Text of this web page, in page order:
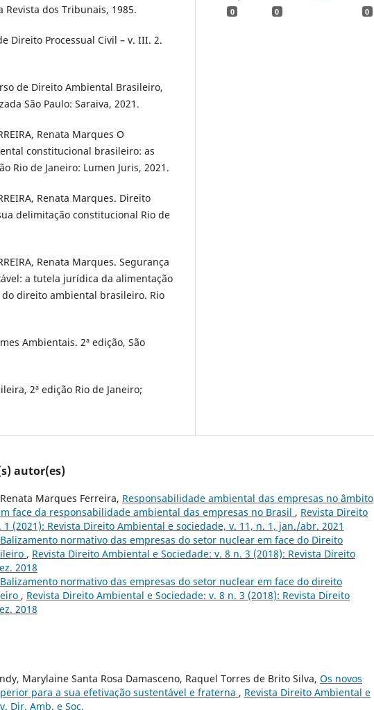
dos Tribunais, 1985.
Direito Processual Civil – v. III. 2.
de Direito Ambiental Brasileiro,
São Paulo: Saraiva, 2021.
Renata Marques O
constitucional brasileiro: as
Rio de Janeiro: Lumen Juris, 2021.
Renata Marques. Direito
delimitação constitucional Rio de
Renata Marques. Segurança
a tutela jurídica da alimentação
direito ambiental brasileiro. Rio
Ambientais. 2ª edição, São
2ª edição Rio de Janeiro;
0 0 0
autor(es)
Marques Ferreira, Responsabilidade ambiental das empresas no âmbito
face da responsabilidade ambiental das empresas no Brasil , Revista Direito
(2021): Revista Direito Ambiental e sociedade, v. 11, n. 1, jan./abr. 2021
Balizamento normativo das empresas do setor nuclear em face do Direito
, Revista Direito Ambiental e Sociedade: v. 8 n. 3 (2018): Revista Direito
2018
Balizamento normativo das empresas do setor nuclear em face do direito
, Revista Direito Ambiental e Sociedade: v. 8 n. 3 (2018): Revista Direito
2018
Marylaine Santa Rosa Damasceno, Raquel Torres de Brito Silva, Os novos
para a sua efetivação sustentável e fraterna , Revista Direito Ambiental e
Dir. Amb. e Soc.